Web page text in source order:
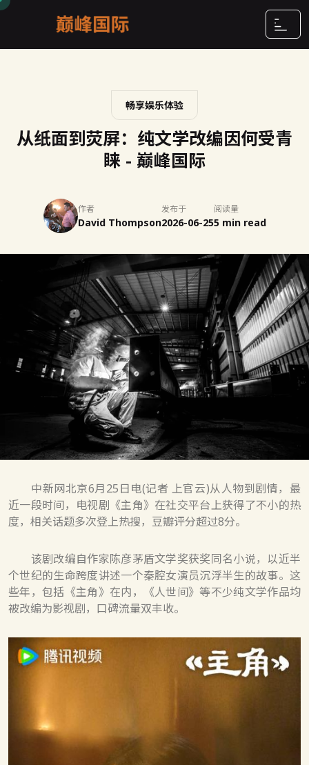
畅享娱乐体验
从纸面到荧屏：纯文学改编因何受青
睐 - 巅峰国际
作者
David Thompson
发布于
2026-06-25
阅读量
5 min read
中新网北京6月25日电(记者 上官云)从人物到剧情，最
近一段时间，电视剧《主角》在社交平台上获得了不小的热
度，相关话题多次登上热搜，豆瓣评分超过8分。
该剧改编自作家陈彦茅盾文学奖获奖同名小说，以近半
个世纪的生命跨度讲述一个秦腔女演员沉浮半生的故事。这
些年，包括《主角》在内，《人世间》等不少纯文学作品均
被改编为影视剧，口碑流量双丰收。